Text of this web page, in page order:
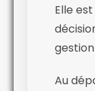
Elle
Au